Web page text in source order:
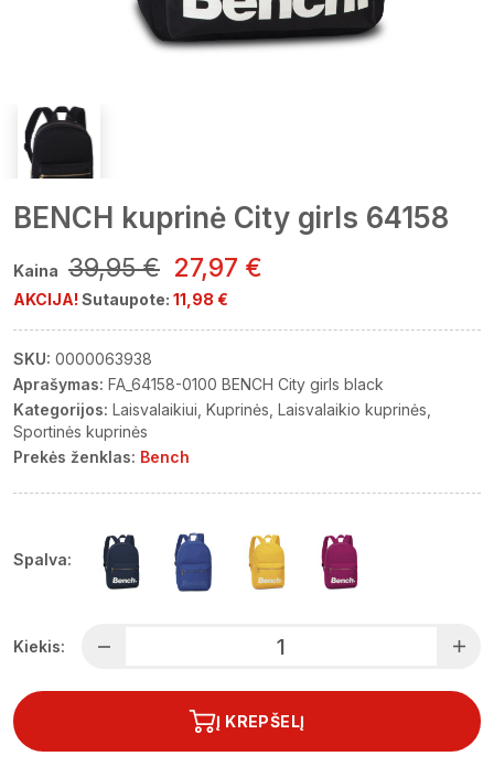
BENCH kuprinė City girls 64158
Kaina 39,95 € 27,97 €
AKCIJA! Sutaupote: 11,98 €
SKU: 0000063938
Aprašymas: FA_64158-0100 BENCH City girls black
Kategorijos: Laisvalaikiui Kuprinės Laisvalaikio kuprinės
Sportinės kuprinės
Prekės ženklas: Bench
Spalva:
Kiekis:
Į KREPŠELĮ